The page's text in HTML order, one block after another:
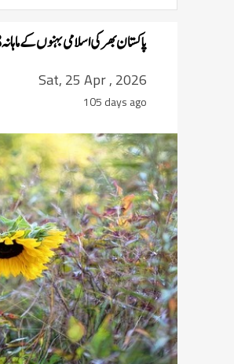
پاکستان بھر کی اسلامی بہنوں کے ماہانہ 8 دینی کاموں کی کارکردگی مارچ 2026ء
Sat, 25 Apr , 2026
105 days ago